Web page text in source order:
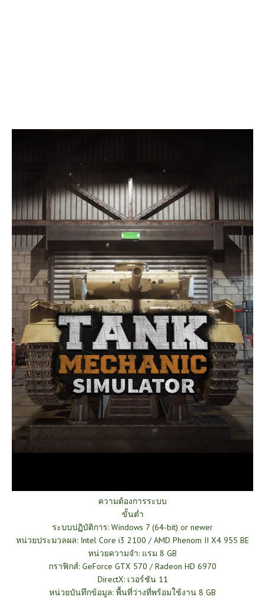
ความต้องการระบบ
ขั้นต่ำ
ระบบปฏิบัติการ: Windows 7 (64-bit) or newer
หน่วยประมวลผล: Intel Core i3 2100 / AMD Phenom II X4 955 BE
หน่วยความจำ: แรม 8 GB
กราฟิกส์: GeForce GTX 570 / Radeon HD 6970
DirectX: เวอร์ชัน 11
หน่วยบันทึกข้อมูล: พื้นที่ว่างที่พร้อมใช้งาน 8 GB